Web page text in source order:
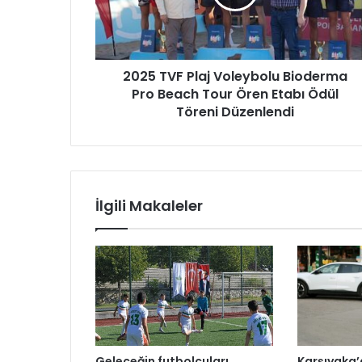
i
i
g
i
V
F
P
l
l
o
l
u
B
i
o
d
e
r
2025 TVF Plaj Voleybolu Bioderma
Pro Beach Tour Ören Etabı Ödül
Töreni Düzenlendi
İlgili Makaleler